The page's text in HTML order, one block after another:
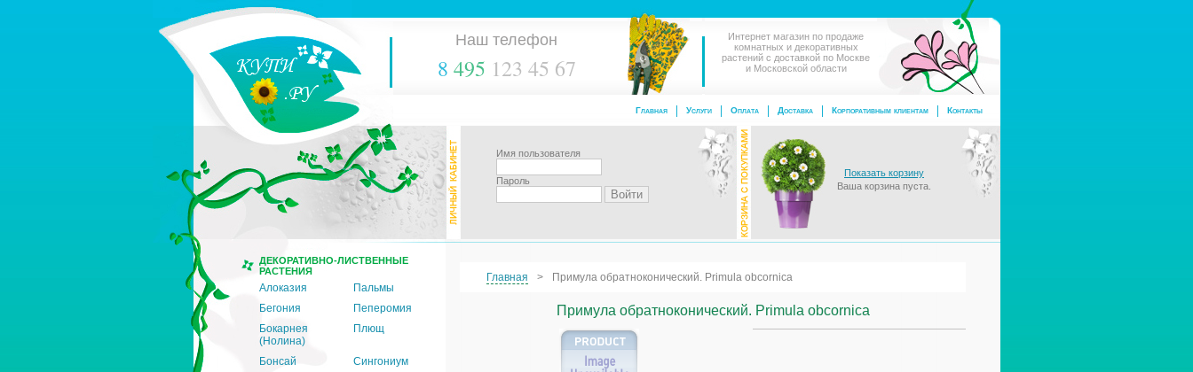
Наш телефон
8 495 123 45 67
Интернет магазин по продаже
комнатных и декоративных
растений с доставкой по Москве
и Московской области
Контакты
Корпоративным клиентам
Доставка
Оплата
Услуги
Главная
Имя пользователя
Пароль
Показать корзину
Ваша корзина пуста.
ДЕКОРАТИВНО-ЛИСТВЕННЫЕ
РАСТЕНИЯ
Алоказия
Пальмы
Бегония
Пеперомия
Бокарнея
(Нолина)
Плющ
Бонсай
Сингониум
Главная Примула обратноконический. Primula obcornica
Примула обратноконический. Primula obcornica